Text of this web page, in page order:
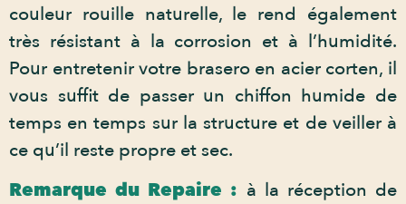
couleur rouille naturelle, le rend également
très résistant à la corrosion et à l’humidité.
Pour entretenir votre brasero en acier corten, il
vous suffit de passer un chiffon humide de
temps en temps sur la structure et de veiller à
ce qu’il reste propre et sec.
Remarque du Repaire : à la réception de